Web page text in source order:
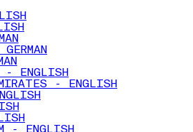
- ENGLISH
- ENGLISH